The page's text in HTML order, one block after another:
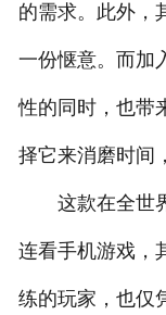
的需求。此外，
一份惬意。而加
性的同时，也带
择它来消磨时间
这款在全世界
连看手机游戏，
练的玩家，也仅